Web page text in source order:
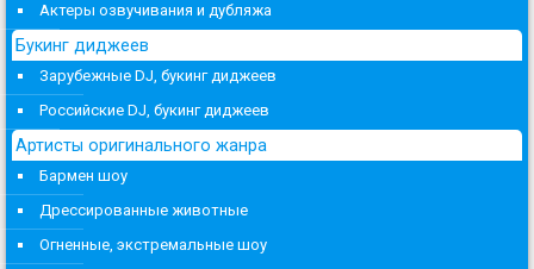
Актеры озвучивания и дубляжа
Букинг диджеев
Зарубежные DJ, букинг диджеев
Российские DJ, букинг диджеев
Артисты оригинального жанра
Бармен шоу
Дрессированные животные
Огненные, экстремальные шоу